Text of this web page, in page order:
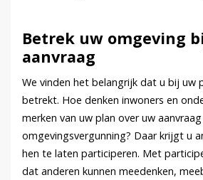
Betrek uw omgeving
aanvraag
We vinden het belangrijk dat u bij uw
betrekt. Hoe denken inwoners en
merken van uw plan over uw
omgevingsvergunning? Daar krijgt u
hen te laten participeren. Met
dat anderen kunnen meedenken,